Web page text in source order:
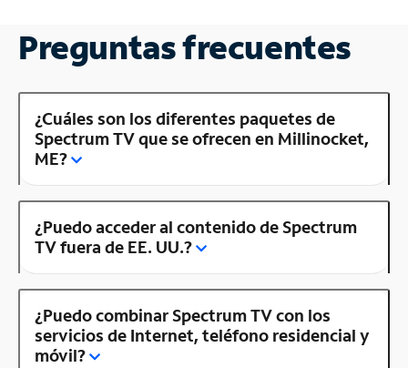
Preguntas frecuentes
¿Cuáles son los diferentes paquetes de
Spectrum TV que se ofrecen en Millinocket,
ME?
¿Puedo acceder al contenido de Spectrum
TV fuera de EE. UU.?
¿Puedo combinar Spectrum TV con los
servicios de Internet, teléfono residencial y
móvil?